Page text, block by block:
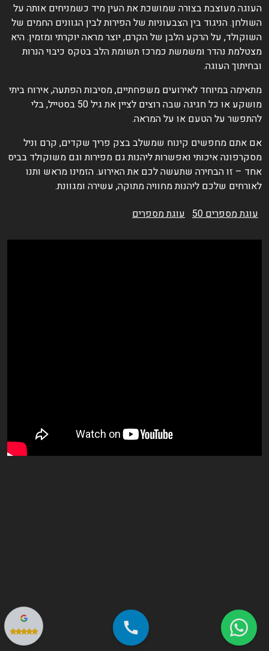
העוגה מעוצבת בצורה שמושכת את העין מיד כשמניחים אותה על
השולחן. הניגוד בין הצבעוניות של הפירות לבין הגוונים החמים של
השוקולד, על הרקע הלבן של הקרם, יוצר מראה יוקרתי ומזמין. היא
מצטלמת נהדר ומשמשת כמרכז תשומת הלב בטקס כיבוי הנרות
ובחיתוך העוגה.
מתאימה במיוחד לאירועים משפחתיים, מסיבות הפתעה, אירוח ביתי
מושקע או כל חגיגה שבה רוצים לציין את גיל 50 בסטייל, בלי
להתפשר על הטעם או על המראה.
אם אתם מחפשים קינוח שמשלב בצק פריך שקדים, קרם וניל
מסקרפונה איכותי ואפשרות ליהנות גם מפירות וגם משוקולד בביס
אחד – זו הבחירה שתעשה לכם את האירוע. הזמינו מראש ותנו
לאורחים שלכם ליהנות מחוויה מתוקה, עשירה ומגוונת.
עוגת מספרים 50
עוגת מספרים